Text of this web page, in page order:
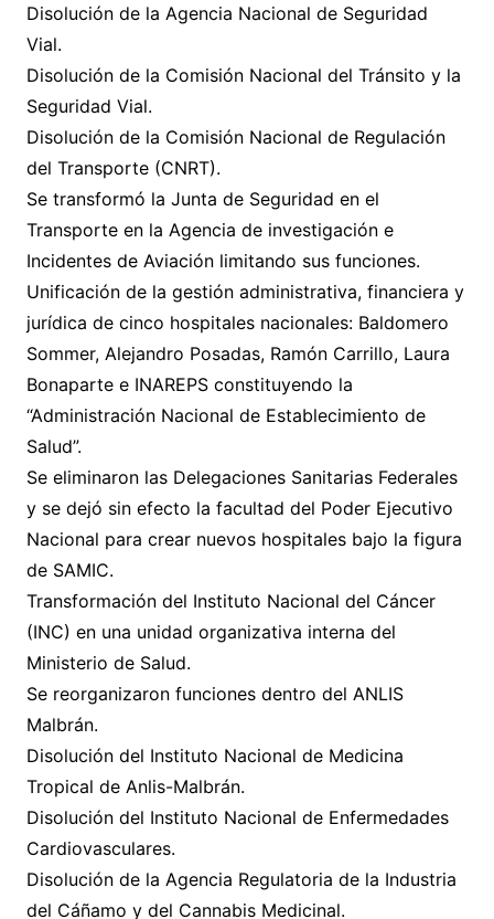
Disolución de la Agencia Nacional de Seguridad
Vial.
Disolución de la Comisión Nacional del Tránsito y la
Seguridad Vial.
Disolución de la Comisión Nacional de Regulación
del Transporte (CNRT).
Se transformó la Junta de Seguridad en el
Transporte en la Agencia de investigación e
Incidentes de Aviación limitando sus funciones.
Unificación de la gestión administrativa, financiera y
jurídica de cinco hospitales nacionales: Baldomero
Sommer, Alejandro Posadas, Ramón Carrillo, Laura
Bonaparte e INAREPS constituyendo la
“Administración Nacional de Establecimiento de
Salud”.
Se eliminaron las Delegaciones Sanitarias Federales
y se dejó sin efecto la facultad del Poder Ejecutivo
Nacional para crear nuevos hospitales bajo la figura
de SAMIC.
Transformación del Instituto Nacional del Cáncer
(INC) en una unidad organizativa interna del
Ministerio de Salud.
Se reorganizaron funciones dentro del ANLIS
Malbrán.
Disolución del Instituto Nacional de Medicina
Tropical de Anlis-Malbrán.
Disolución del Instituto Nacional de Enfermedades
Cardiovasculares.
Disolución de la Agencia Regulatoria de la Industria
del Cáñamo y del Cannabis Medicinal.